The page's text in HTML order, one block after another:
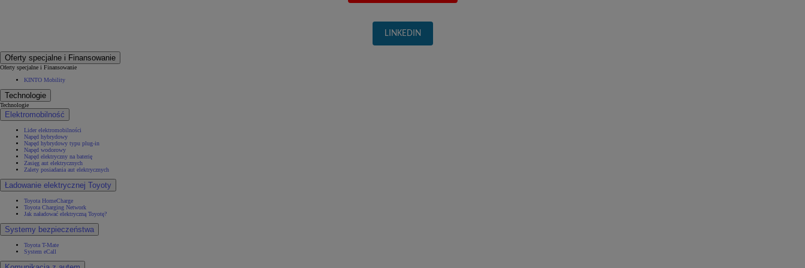
LINKEDIN
Oferty specjalne i Finansowanie
Oferty specjalne i Finansowanie
KINTO Mobility
Technologie
Technologie
Elektromobilność
Lider elektromobilności
Napęd hybrydowy
Napęd hybrydowy typu plug-in
Napęd wodorowy
Napęd elektryczny na baterię
Zasięg aut elektrycznych
Zalety posiadania aut elektrycznych
Ładowanie elektrycznej Toyoty
Toyota HomeCharge
Toyota Charging Network
Jak naładować elektryczną Toyotę?
Systemy bezpieczeństwa
Toyota T-Mate
System eCall